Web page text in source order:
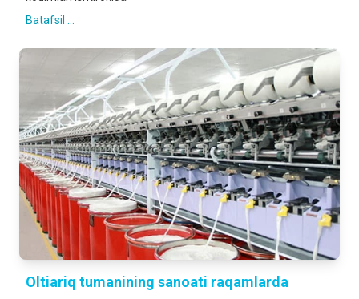
Batafsil ...
Oltiariq tumanining sanoati raqamlarda